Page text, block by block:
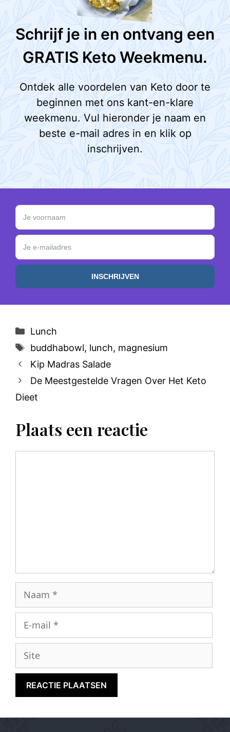
Schrijf je in en ontvang een
GRATIS Keto Weekmenu.
Ontdek alle voordelen van Keto door te
beginnen met ons kant-en-klare
weekmenu. Vul hieronder je naam en
beste e-mail adres in en klik op
inschrijven.
Schrijf je in en ontvang een GRATIS Keto
Je voornaam
Je e-mailadres
Categorieën
Lunch
Tags
buddhabowl, lunch, magnesium
Kip Madras Salade
De Meestgestelde Vragen Over Het Keto
Dieet
Plaats een reactie
Naam
E-
Site